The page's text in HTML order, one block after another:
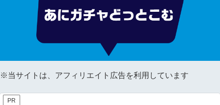
※当サイトは、アフィリエイト広告を利用しています
PR